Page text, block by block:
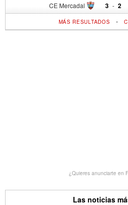
CE Mercadal 3 - 2
MÁS RESULTADOS -
¿Quieres anunciarte en
Las noticias